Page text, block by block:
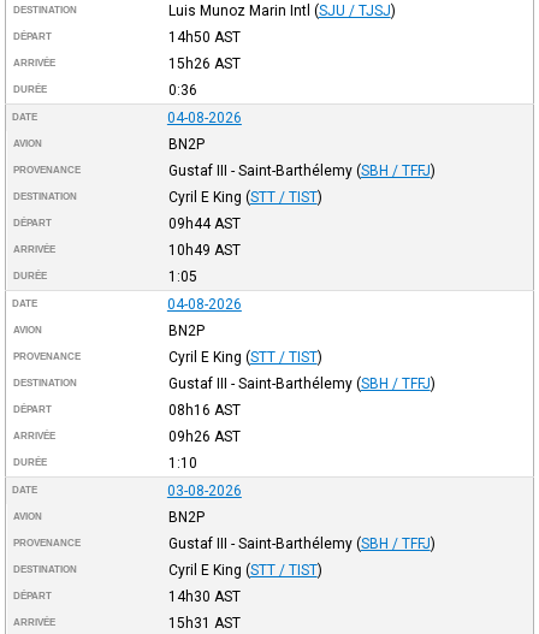
DESTINATION Luis Munoz Marin Intl (SJU / TJSJ)
DÉPART 14h50 AST
ARRIVÉE 15h26 AST
DURÉE 0:36
DATE 04-08-2026
AVION BN2P
PROVENANCE Gustaf III - Saint-Barthélemy (SBH / TFFJ)
DESTINATION Cyril E King (STT / TIST)
DÉPART 09h44 AST
ARRIVÉE 10h49 AST
DURÉE 1:05
DATE 04-08-2026
AVION BN2P
PROVENANCE Cyril E King (STT / TIST)
DESTINATION Gustaf III - Saint-Barthélemy (SBH / TFFJ)
DÉPART 08h16 AST
ARRIVÉE 09h26 AST
DURÉE 1:10
DATE 03-08-2026
AVION BN2P
PROVENANCE Gustaf III - Saint-Barthélemy (SBH / TFFJ)
DESTINATION Cyril E King (STT / TIST)
DÉPART 14h30 AST
ARRIVÉE 15h31 AST